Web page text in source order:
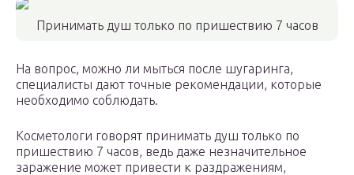
Принимать душ только по пришествию 7 часов
На вопрос, можно ли мыться после шугаринга,
специалисты дают точные рекомендации, которые
необходимо соблюдать.
Косметологи говорят принимать душ только по
пришествию 7 часов, ведь даже незначительное
заражение может привести к раздражениям,